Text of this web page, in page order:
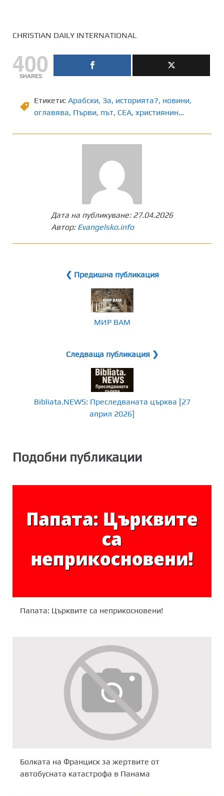
CHRISTIAN DAILY INTERNATIONAL
400
SHARES
Етикети: Арабски, Зa, историята?, новини,
оглавява, Първи, път, СЕА, християнин…
Дата на публикуване: 27.04.2026
Автор: Evangelsko.info
❮ Предишна публикация
МИР ВАМ
Следваща публикация ❯
Bibliata.NEWS: Преследваната църква [27
април 2026]
Подобни публикации
Папата: Църквите са неприкосновени!
Болката на Франциск за жертвите от
автобусната катастрофа в Панама